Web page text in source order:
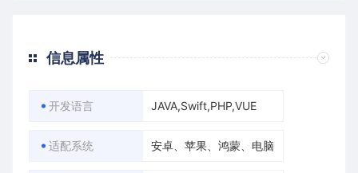
信息属性
开发语言 JAVA,Swift,PHP,VUE
适配系统 安卓、苹果、鸿蒙、电脑